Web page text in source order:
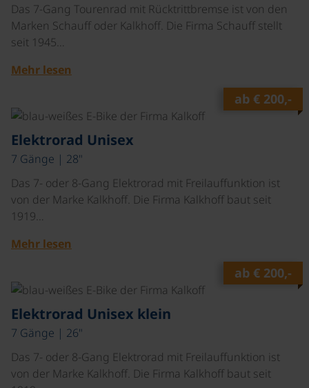
Das 7-Gang Tourenrad mit Rücktrittbremse ist von den
Marken Schauff oder Kalkhoff. Die Firma Schauff stellt
seit 1945…
Mehr lesen
ab € 200,-
Elektrorad Unisex
7 Gänge | 28"
Das 7- oder 8-Gang Elektrorad mit Freilauffunktion ist
von der Marke Kalkhoff. Die Firma Kalkhoff baut seit
1919…
Mehr lesen
ab € 200,-
Elektrorad Unisex klein
7 Gänge | 26"
Das 7- oder 8-Gang Elektrorad mit Freilauffunktion ist
von der Marke Kalkhoff. Die Firma Kalkhoff baut seit